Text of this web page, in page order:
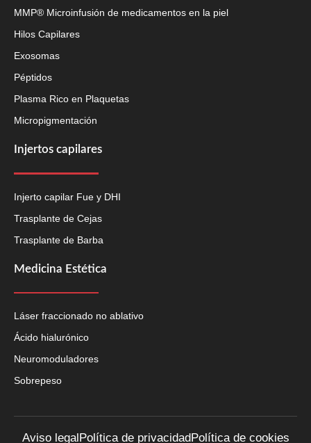
MMP® Microinfusión de medicamentos en la piel
Hilos Capilares
Exosomas
Péptidos
Plasma Rico en Plaquetas
Micropigmentación
Injertos capilares
Injerto capilar Fue y DHI
Trasplante de Cejas
Trasplante de Barba
Medicina Estética
Láser fraccionado no ablativo
Ácido hialurónico
Neuromoduladores
Sobrepeso
Aviso legal Política de privacidad Política de cookies